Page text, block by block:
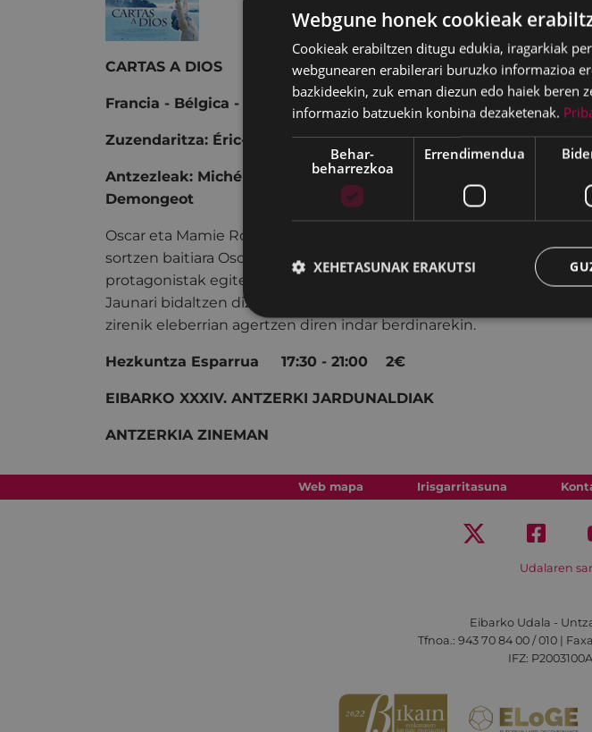
CARTAS A DIOS
Francia - Bélgica - Canadá 2019 105 m.
Zuzendaritza: Éric-Emmanuel Schmitt
Antzezleak: Michéle Laroque, Amir, Amira Casar, Myléne
Demongeot
Oscar eta Mamie Rose eleberriaren irakurleak (testu honetan
sortzen baitiara Oscar txikiaren gorabeherak) ez luke pentsatuko
protagonistak egiten dituen galderak, hausnarketa eta eskaerak
Jaunari bidaltzen dizkion gutunetan, sekula filma baten azalduko
zirenik eleberrian agertzen diren indar berdinarekin.
Hezkuntza Esparrua 17:30 - 21:00 2€
EIBARKO XXXIV. ANTZERKI JARDUNALDIAK
ANTZERKIA ZINEMAN
Web mapa Irisgarritasuna
Udalaren
Eibarko Udala -
Tfnoa.: 943 70 84 00 / 010 |
IFZ:
Webgune honek cookieak
Cookieak erabiltzen ditugu edukia, iragarkiak
webgunearen erabilerari buruzko informazioa
bazkideekin, zuk eman diezun edo haiek beren
informazio batzuekin konbina dezaketenak.
Behar-
beharrezkoa
Errendimendua
XEHETASUNAK ERAKUTSI